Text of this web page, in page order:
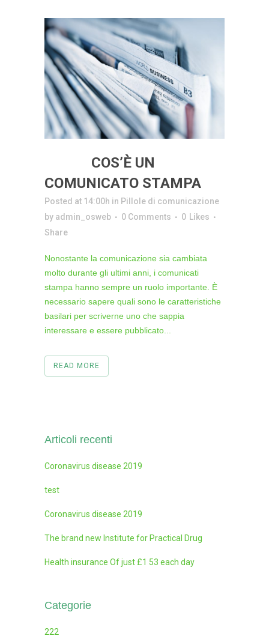
COS’È UN
COMUNICATO STAMPA
Posted at 14:00h in Pillole di comunicazione
by admin_osweb 0 Comments 0 Likes
Share
Nonostante la comunicazione sia cambiata
molto durante gli ultimi anni, i comunicati
stampa hanno sempre un ruolo importante. È
necessario sapere quali sono le caratteristiche
basilari per scriverne uno che sappia
interessare e essere pubblicato...
READ MORE
Articoli recenti
Coronavirus disease 2019
test
Coronavirus disease 2019
The brand new Institute for Practical Drug
Health insurance Of just £1 53 each day
Categorie
222